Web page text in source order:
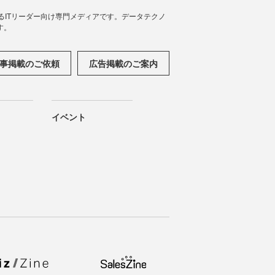
リーダー向け専門メディアです。データテクノ
掲載のご依頼 広告掲載のご案内
イベント